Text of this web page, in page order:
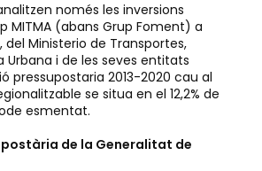
només les inversions
MITMA (abans Grup Foment) a
del Ministerio de Transportes,
Urbana i de les seves entitats
pressupostaria 2013-2020 cau al
se situa en el 12,2% de
esmentat.
de la Generalitat de